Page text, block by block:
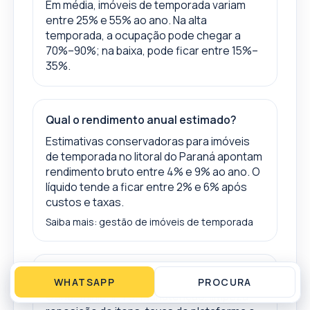
Em média, imóveis de temporada variam
entre 25% e 55% ao ano. Na alta
temporada, a ocupação pode chegar a
70%–90%; na baixa, pode ficar entre 15%–
35%.
Qual o rendimento anual estimado?
Estimativas conservadoras para imóveis
de temporada no litoral do Paraná apontam
rendimento bruto entre 4% e 9% ao ano. O
líquido tende a ficar entre 2% e 6% após
custos e taxas.
Saiba mais: gestão de imóveis de temporada
Quais custos impactam o rendimento?
Condomínio, IPTU, manutenção, limpeza,
WHATSAPP PROCURA